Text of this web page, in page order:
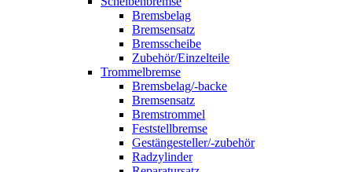
Bremsbelag
Bremsensatz
Bremsscheibe
Zubehör/Einzelteile
Trommelbremse
Bremsbelag/-backe
Bremsensatz
Bremstrommel
Feststellbremse
Gestängesteller/-zubehör
Radzylinder